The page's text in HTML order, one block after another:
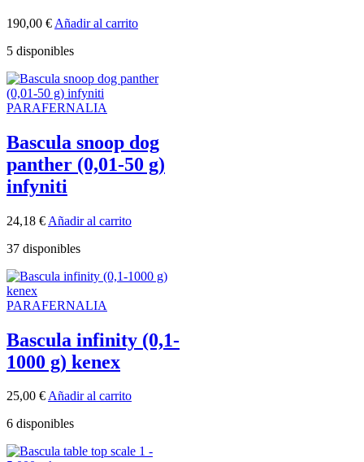
190,00 € Añadir al carrito
5 disponibles
PARAFERNALIA
Bascula snoop dog
panther (0,01-50 g)
infyniti
24,18 € Añadir al carrito
37 disponibles
PARAFERNALIA
Bascula infinity (0,1-
1000 g) kenex
25,00 €Añadir al carrito
6 disponibles